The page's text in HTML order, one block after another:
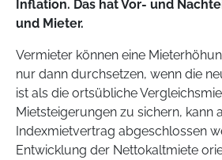
Inflation. Das hat Vor- und
und Mieter.
Vermieter können eine
nur dann durchsetzen, wenn die
ist als die ortsübliche
Mietsteigerungen zu sichern, kann
Indexmietvertrag abgeschlossen
Entwicklung der Nettokaltmiete